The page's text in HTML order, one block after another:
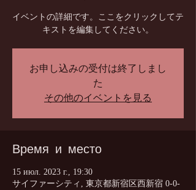
イベントの詳細です。ここをクリックしてテ
キストを編集してください。
お申し込みの受付は終了しまし
た
その他のイベントを見る
Время и место
15 июл. 2023 г., 19:30
サイファーシティ, 東京都新宿区西新宿 0-0-